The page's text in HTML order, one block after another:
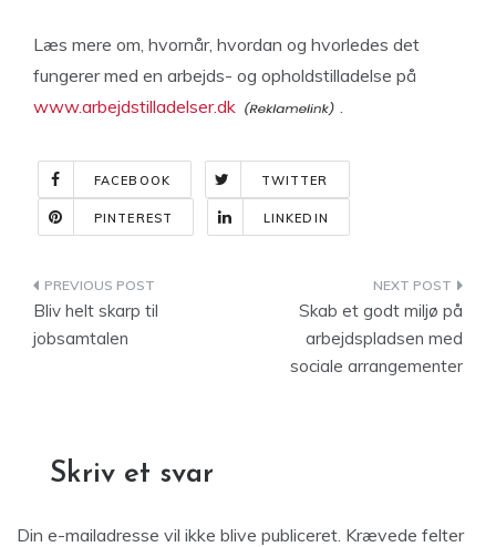
Læs mere om, hvornår, hvordan og hvorledes det
fungerer med en arbejds- og opholdstilladelse på
www.arbejdstilladelser.dk
.
FACEBOOK TWITTER
PINTEREST LINKEDIN
Indlægsnavigation
Bliv helt skarp til
jobsamtalen
Skab et godt miljø på
arbejdspladsen med
sociale arrangementer
Skriv et svar
Din e-mailadresse vil ikke blive publiceret. Krævede felter